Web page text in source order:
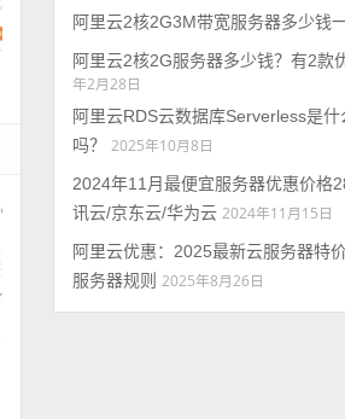
阿里云2核2G3M带宽服务器多少钱一
阿里云2核2G服务器多少钱？有2款
年2月28日
阿里云RDS云数据库Serverless是
吗？
2025年10月8日
2024年11月最便宜服务器优惠价格
讯云/京东云/华为云 2024年11月15日
阿里云优惠：2025最新云服务器特
服务器规则 2025年8月26日